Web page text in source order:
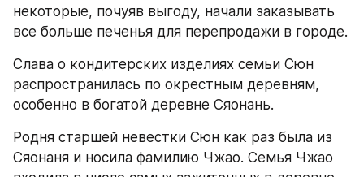
некоторые, почуяв выгоду, начали заказывать
все больше печенья для перепродажи в городе.
Слава о кондитерских изделиях семьи Сюн
распространилась по окрестным деревням,
особенно в богатой деревне Сяонань.
Родня старшей невестки Сюн как раз была из
Сяонаня и носила фамилию Чжао. Семья Чжао